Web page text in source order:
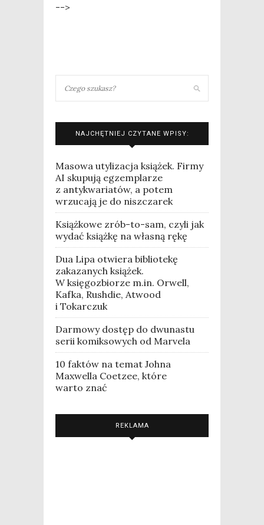
-->
NAJCHĘTNIEJ CZYTANE WPISY:
Masowa utylizacja książek. Firmy
AI skupują egzemplarze
z antykwariatów, a potem
wrzucają je do niszczarek
Książkowe zrób-to-sam, czyli jak
wydać książkę na własną rękę
Dua Lipa otwiera bibliotekę
zakazanych książek.
W księgozbiorze m.in. Orwell,
Kafka, Rushdie, Atwood
i Tokarczuk
Darmowy dostęp do dwunastu
serii komiksowych od Marvela
10 faktów na temat Johna
Maxwella Coetzee, które
warto znać
REKLAMA